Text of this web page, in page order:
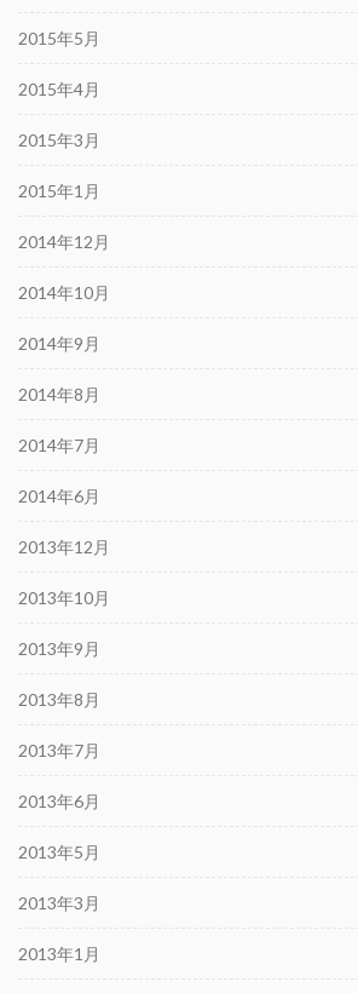
2015年5月
2015年4月
2015年3月
2015年1月
2014年12月
2014年10月
2014年9月
2014年8月
2014年7月
2014年6月
2013年12月
2013年10月
2013年9月
2013年8月
2013年7月
2013年6月
2013年5月
2013年3月
2013年1月